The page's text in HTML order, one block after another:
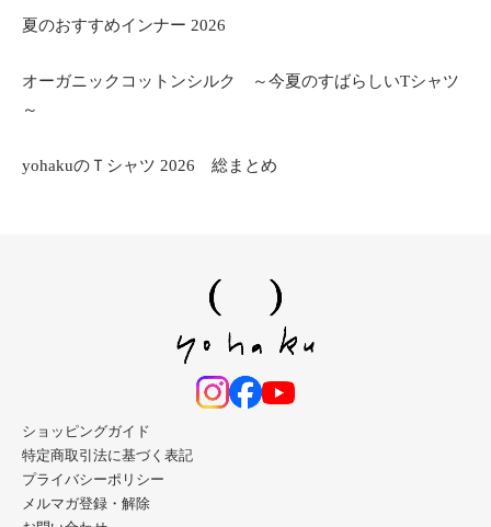
夏のおすすめインナー 2026
オーガニックコットンシルク ～今夏のすばらしいTシャツ
～
yohakuのＴシャツ 2026 総まとめ
ショッピングガイド
特定商取引法に基づく表記
プライバシーポリシー
メルマガ登録・解除